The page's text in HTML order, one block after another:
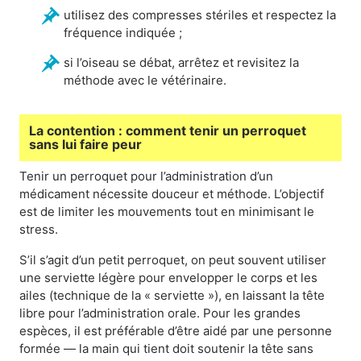
utilisez des compresses stériles et respectez la
fréquence indiquée ;
si l’oiseau se débat, arrêtez et revisitez la
méthode avec le vétérinaire.
La contention : comment tenir un perroquet
sans lui faire peur
Tenir un perroquet pour l’administration d’un
médicament nécessite douceur et méthode. L’objectif
est de limiter les mouvements tout en minimisant le
stress.
S’il s’agit d’un petit perroquet, on peut souvent utiliser
une serviette légère pour envelopper le corps et les
ailes (technique de la « serviette »), en laissant la tête
libre pour l’administration orale. Pour les grandes
espèces, il est préférable d’être aidé par une personne
formée — la main qui tient doit soutenir la tête sans